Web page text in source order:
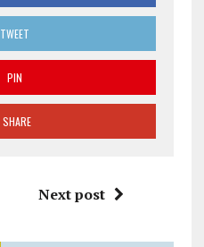
TWEET
PIN
SHARE
Next post